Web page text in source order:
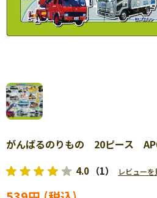
がんばるのりもの 20ピース
4.0 （1） レビューを